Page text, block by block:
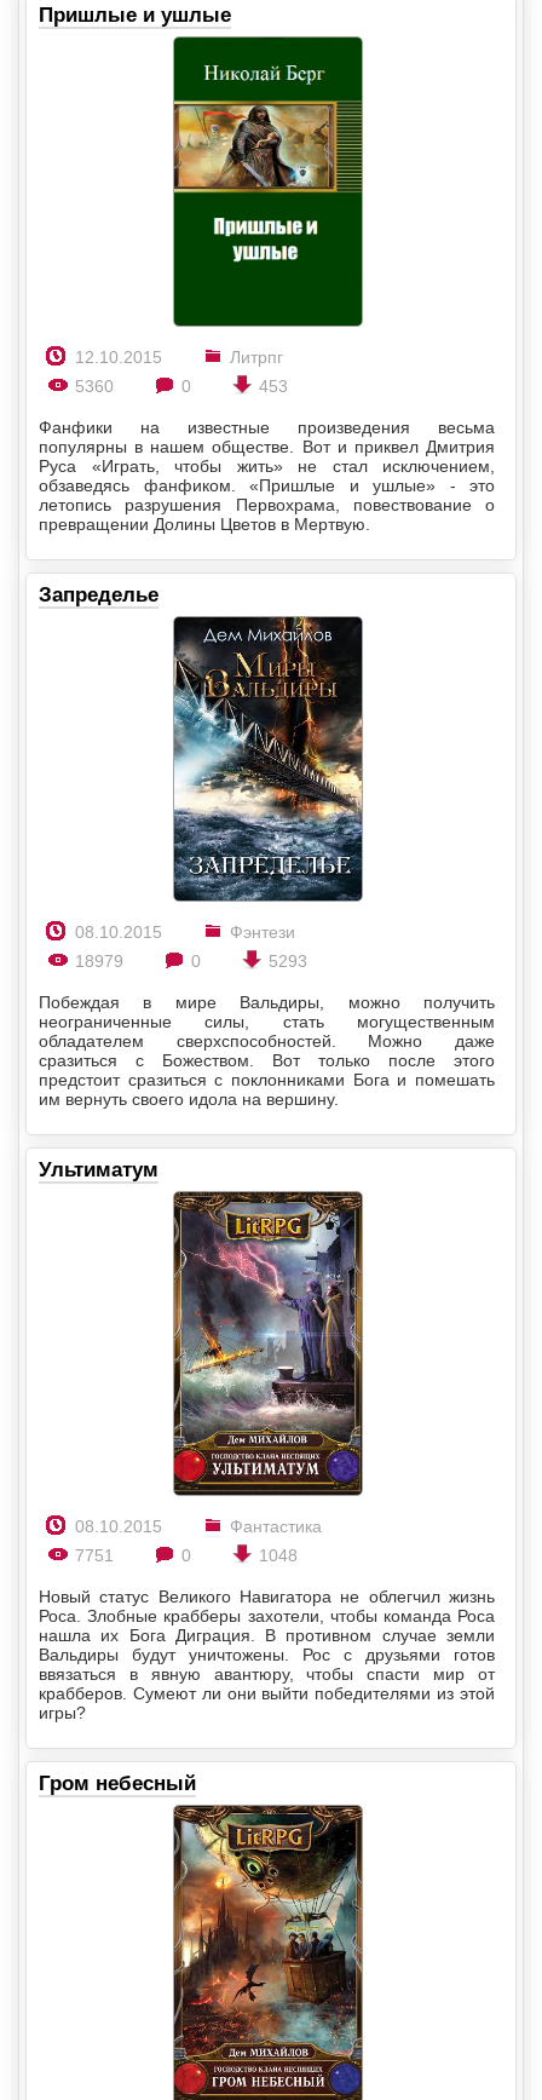
Пришлые и ушлые
12.10.2015
Литрпг
5360
0 453
Фанфики на известные произведения весьма
популярны в нашем обществе. Вот и приквел Дмитрия
Руса «Играть, чтобы жить» не стал исключением,
обзаведясь фанфиком. «Пришлые и ушлые» - это
летопись разрушения Первохрама, повествование о
превращении Долины Цветов в Мертвую.
Запределье
08.10.2015
Фэнтези
18979
0 5293
Побеждая в мире Вальдиры, можно получить
неограниченные силы, стать могущественным
обладателем сверхспособностей. Можно даже
сразиться с Божеством. Вот только после этого
предстоит сразиться с поклонниками Бога и помешать
им вернуть своего идола на вершину.
Ультиматум
08.10.2015
Фантастика
7751
0 1048
Новый статус Великого Навигатора не облегчил жизнь
Роса. Злобные крабберы захотели, чтобы команда Роса
нашла их Бога Диграция. В противном случае земли
Вальдиры будут уничтожены. Рос с друзьями готов
ввязаться в явную авантюру, чтобы спасти мир от
крабберов. Сумеют ли они выйти победителями из этой
игры?
Гром небесный